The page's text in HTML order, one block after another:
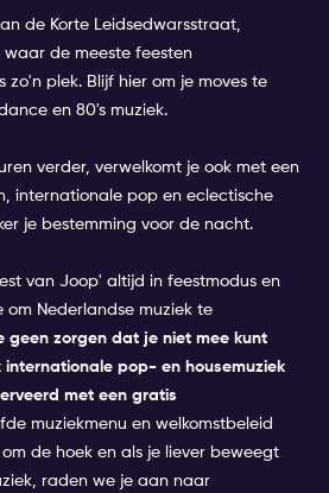
de Korte Leidsedwarsstraat,
de meeste feesten
zo'n plek. Blijf hier om je moves te
en 80's muziek.
verder, verwelkomt je ook met een
internationale pop en eclectische
je bestemming voor de nacht.
van Joop' altijd in feestmodus en
om Nederlandse muziek te
geen zorgen dat je niet mee kunt
internationale pop- en housemuziek
met een gratis
muziekmenu en welkomstbeleid
om de hoek en als je liever beweegt
raden we je aan naar